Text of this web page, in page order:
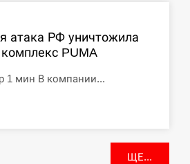
атака РФ уничтожила
PUMA
1 мин В компании...
ЩЕ...